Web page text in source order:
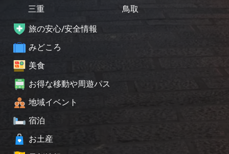
三重
鳥取
旅の安心/安全情報
みどころ
美食
お得な移動や周遊パス
地域イベント
宿泊
お土産